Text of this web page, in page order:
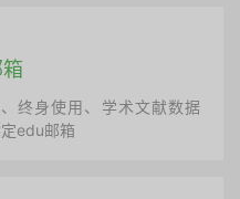
终身使用、学术文献数据
edu邮箱